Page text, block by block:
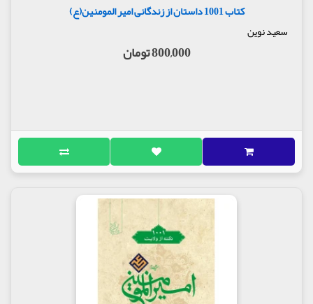
کتاب 1001 داستان از زندگانی امیر المومنین(ع)
سعید نوین
800,000 تومان